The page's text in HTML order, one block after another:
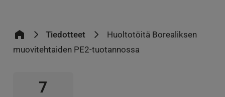
Tiedotteet
Huoltotöitä Borealiksen
muovitehtaiden PE2-tuotannossa
7